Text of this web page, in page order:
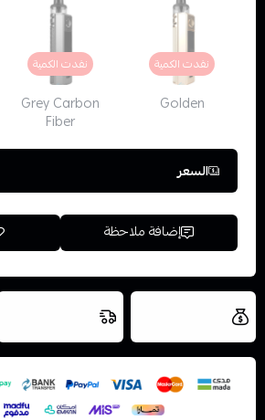
نفدت الكمية
Golden
نفدت الكمية
Grey Carbon
Fiber
السعر
إضافة ملاحظة
اسحب و افلت الملف هنا
استعراض